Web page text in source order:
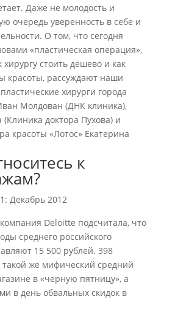
Даже не молодость и
очередь уверенность в себе и
О том, что сегодня
«пластическая операция»,
стоить дешево и как
красоты, рассуждают наши
хирурги города
Молдован (ДНК клиника),
(Клиника доктора Пухова) и
красоты «Лотос» Екатерина
к
Декабрь 2012
Deloitte подсчитала, что
среднего российского
15 500 рублей. 398
такой же мифический средний
в «черную пятницу», а
в день обвальных скидок в